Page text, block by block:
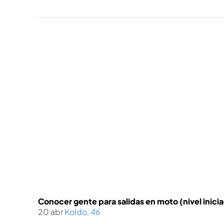
Conocer gente para salidas en moto (nivel
20 abrKoldo, 46